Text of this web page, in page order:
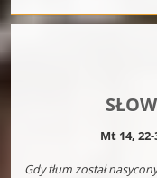
Mt 14,
Gdy tłum został